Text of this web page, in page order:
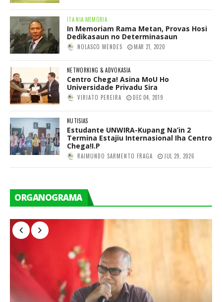
ITA NIA MEMORIA
In Memoriam Rama Metan, Provas Hosi
Dedikasaun no Determinasaun
NOLASCO MENDES MAR 21, 2020
NETWORKING & ADVOKASIA
Centro Chega! Asina MoU Ho
Universidade Privadu Sira
VIRIATO PEREIRA DEC 04, 2019
NUTISIAS
Estudante UNWIRA-Kupang Na’in 2
Termina Estajiu Internasional Iha Centro
Chega!I.P
RAIMUNDO SARMENTO FRAGA JUL 29, 2026
ORGANOGRAMA